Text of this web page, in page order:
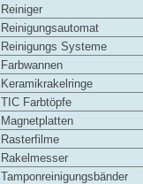
Reiniger
Reinigungsautomat
Reinigungs Systeme
Farbwannen
Keramikrakelringe
TIC Farbtöpfe
Magnetplatten
Rasterfilme
Rakelmesser
Tamponreinigungsbänder